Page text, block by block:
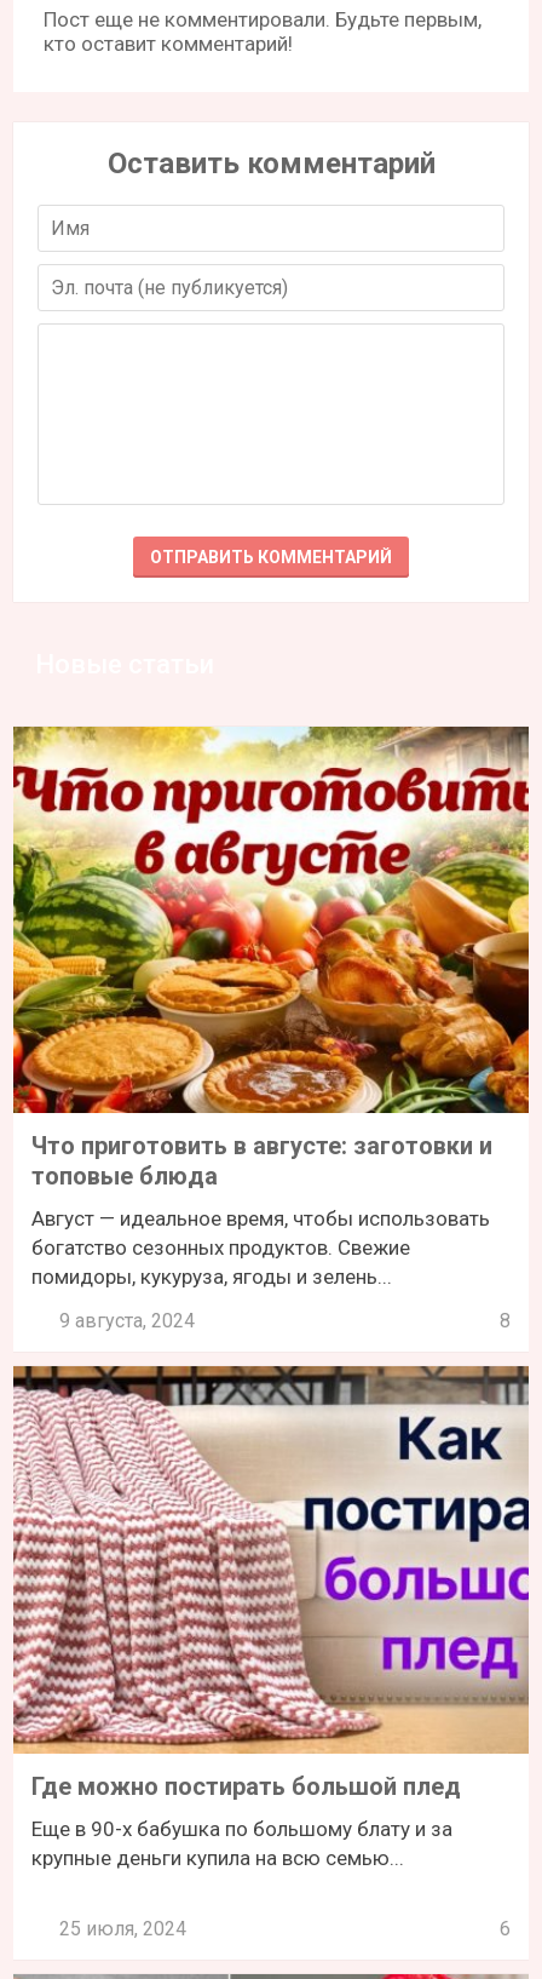
Пост еще не комментировали. Будьте первым,
кто оставит комментарий!
Оставить комментарий
Что приготовить в августе: заготовки и
топовые блюда
Август — идеальное время, чтобы использовать
богатство сезонных продуктов. Свежие
помидоры, кукуруза, ягоды и зелень...
9 августа, 2024 8
Где можно постирать большой плед
Еще в 90-х бабушка по большому блату и за
крупные деньги купила на всю семью...
25 июля, 2024 6